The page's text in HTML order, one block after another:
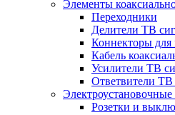
Элементы
Переходники
Делители ТВ
Коннекторы для
Кабель
Усилители ТВ
Ответвители ТВ
Электроустановочные
Розетки и